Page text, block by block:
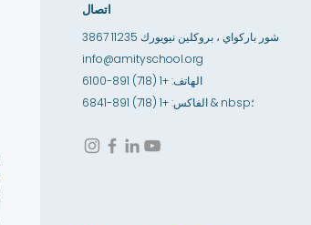
اتصال
3867 شور باركواي ، بروكلين نيويورك 11235
info@amityschool.org
الهاتف: +1 (718) 891-6100
الفاكس: +1 (718) 891-6841 & nbsp؛